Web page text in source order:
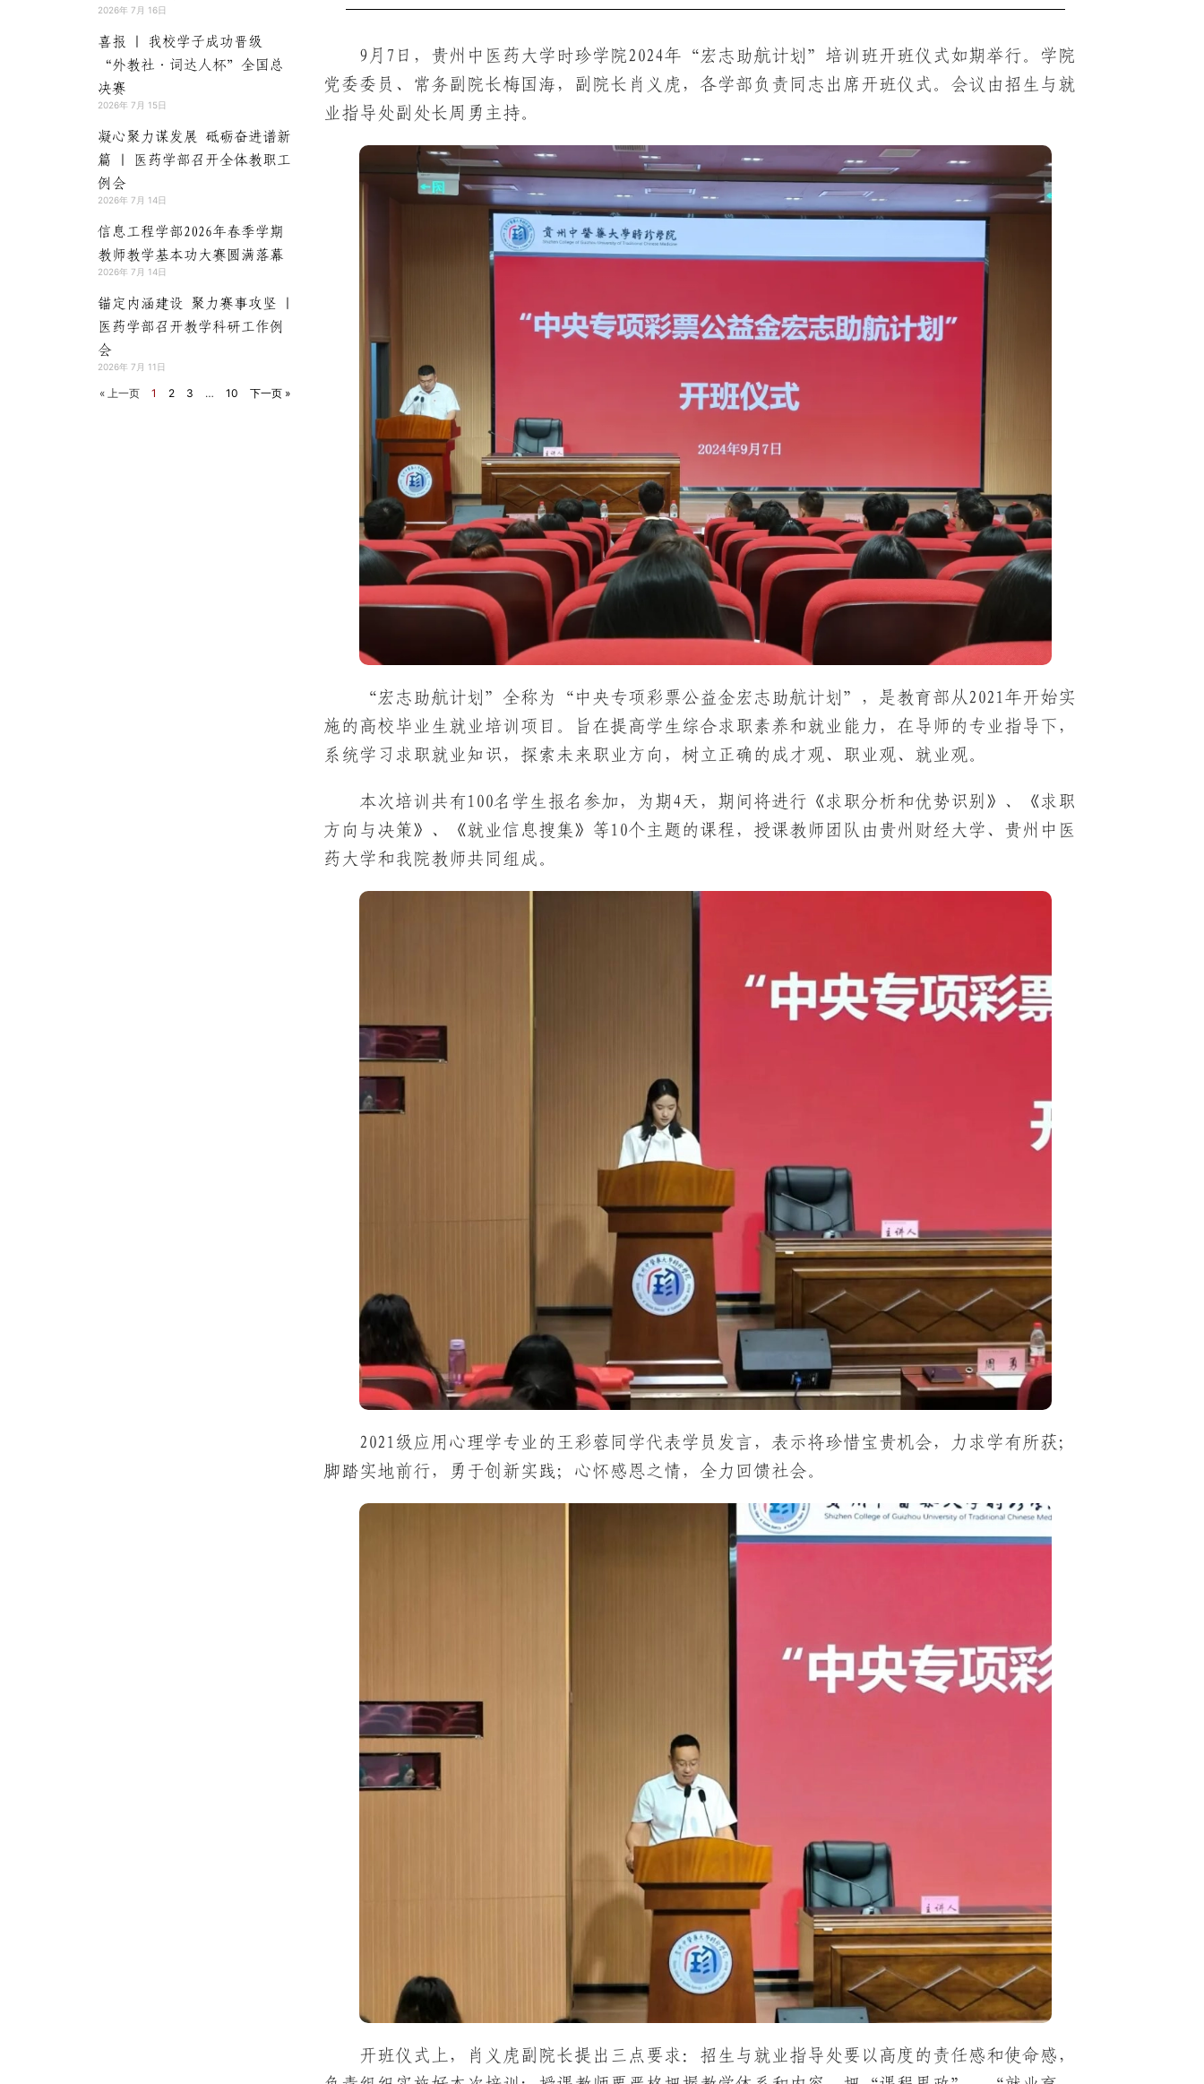
2026年 7月 16日
喜报 | 我校学子成功晋级
“外教社·词达人杯”全国总
决赛
2026年 7月 15日
凝心聚力谋发展 砥砺奋进谱新
篇 | 医药学部召开全体教职工
例会
2026年 7月 14日
信息工程学部2026年春季学期
教师教学基本功大赛圆满落幕
2026年 7月 14日
锚定内涵建设 聚力赛事攻坚 |
医药学部召开教学科研工作例
会
2026年 7月 11日
« 上一页 1 2 3 … 10 下一页 »
9月7日，贵州中医药大学时珍学院2024年“宏志助航计划”培训班开班仪式如期举行。学院
党委委员、常务副院长梅国海，副院长肖义虎，各学部负责同志出席开班仪式。会议由招生与就
业指导处副处长周勇主持。
“宏志助航计划”全称为“中央专项彩票公益金宏志助航计划”，是教育部从2021年开始实
施的高校毕业生就业培训项目。旨在提高学生综合求职素养和就业能力，在导师的专业指导下，
系统学习求职就业知识，探索未来职业方向，树立正确的成才观、职业观、就业观。
本次培训共有100名学生报名参加，为期4天，期间将进行《求职分析和优势识别》、《求职
方向与决策》、《就业信息搜集》等10个主题的课程，授课教师团队由贵州财经大学、贵州中医
药大学和我院教师共同组成。
2021级应用心理学专业的王彩蓉同学代表学员发言，表示将珍惜宝贵机会，力求学有所获；
脚踏实地前行，勇于创新实践；心怀感恩之情，全力回馈社会。
开班仪式上，肖义虎副院长提出三点要求：招生与就业指导处要以高度的责任感和使命感，